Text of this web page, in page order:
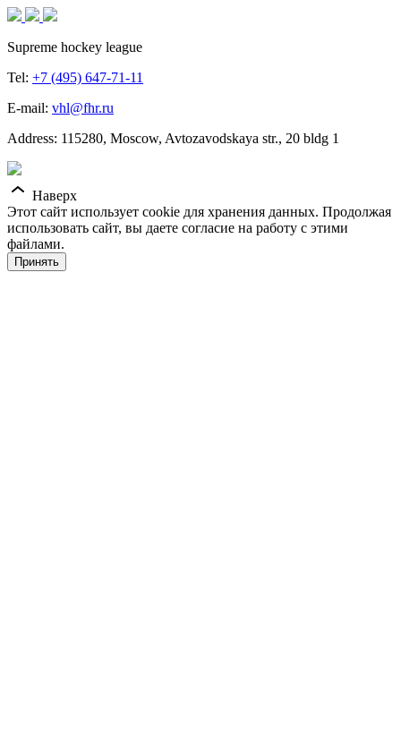
Supreme hockey league
Tel: +7 (495) 647-71-11
E-mail: vhl@fhr.ru
Address: 115280, Moscow, Avtozavodskaya str., 20 bldg 1
Наверх
Этот сайт использует cookie для хранения данных. Продолжая
использовать сайт, вы даете согласие на работу с этими
файлами.
Принять